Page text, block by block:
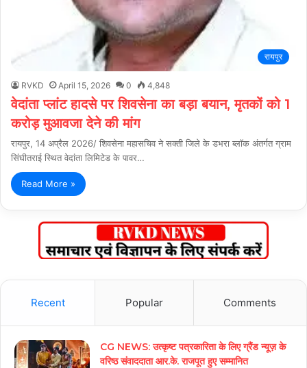
रायपुर
RVKD April 15, 2026 0 4,848
वेदांता प्लांट हादसे पर शिवसेना का बड़ा बयान, मृतकों को 1
करोड़ मुआवजा देने की मांग
रायपुर, 14 अप्रैल 2026/ शिवसेना महासचिव ने सक्ती जिले के डभरा ब्लॉक अंतर्गत ग्राम
सिंघीतराई स्थित वेदांता लिमिटेड के पावर…
Read More »
Recent Popular Comments
CG NEWS: उत्कृष्ट पत्रकारिता के लिए ग्रैंड न्यूज़ के
वरिष्ठ संवाददाता आर.के. राजपूत हुए सम्मानित